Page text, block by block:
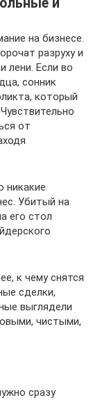
на бизнесе.
разруху и
лени. Если во
сонник
который
от
никакие
Убитый на
его стол
к чему снятся
сделки,
выглядели
чистыми,
сразу